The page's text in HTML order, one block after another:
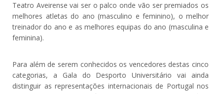
Teatro Aveirense vai ser o palco onde vão ser premiados os
melhores atletas do ano (masculino e feminino), o melhor
treinador do ano e as melhores equipas do ano (masculina e
feminina).
Para além de serem conhecidos os vencedores destas cinco
categorias, a Gala do Desporto Universitário vai ainda
distinguir as representações internacionais de Portugal nos